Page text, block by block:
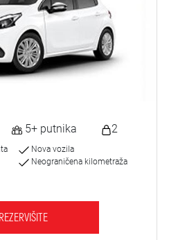
5+ putnika 2
Nova vozila
Neograničena kilometraža
REZERVIŠITE